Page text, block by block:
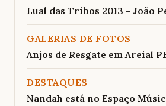
Lual das Tribos 2013 – João
GALERIAS DE FOTOS
Anjos de Resgate em Areial
DESTAQUES
Nandah está no Espaço